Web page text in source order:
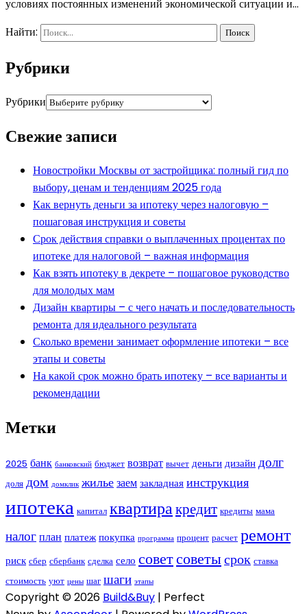
условиях постоянных изменений экономической ситуации и…
Найти:
Рубрики
Рубрики
Свежие записи
Новостройки Москвы от застройщика: полный гид по
выбору, ценам и тенденциям 2025 года
Как вернуть деньги за ипотеку через налоговую –
пошаговая инструкция и советы
Срок действия справки о выплаченных процентах по
ипотеке для налоговой – важная информация
Как взять ипотеку в декрете – пошаговое руководство
для молодых мам
Дизайн квартиры – с чего начать и последовательность
ремонта для идеального результата
Сколько времени занимает оформление ипотеки – все
этапы и советы
На какой срок можно брать ипотеку – все варианты и
рекомендации
Метки
2025 банк банковский бюджет возврат вычет деньгидизайндолг
доля дом домклик жильезаемзакладнаяинструкция
ипотека капитал квартиракредит кредиты мама
налогплан платежпокупка программа процент расчет ремонт
риск сбер сбербанк сделка село советсоветысрок ставка
стоимость уют цены шаг шаги этапы
Copyright © 2026 Build&Buy | Perfect